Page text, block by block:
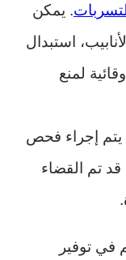
. يمكن
استبدال
لمنع
يتم إجراء فحص
قد تم القضاء
في توفير